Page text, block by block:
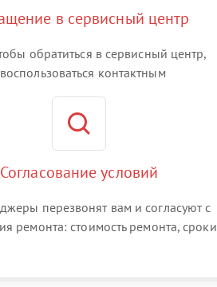
в сервисный центр
обратиться в сервисный центр,
контактным
на сайте
Согласование условий
перезвонят вам и согласуют с
ремонта: стоимость ремонта, сроки